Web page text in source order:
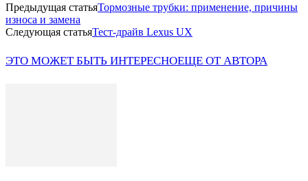
Предыдущая статьяТормозные трубки: применение, причины
износа и замена
Следующая статьяТест-драйв Lexus UX
ЭТО МОЖЕТ БЫТЬ ИНТЕРЕСНОЕЩЕ ОТ АВТОРА